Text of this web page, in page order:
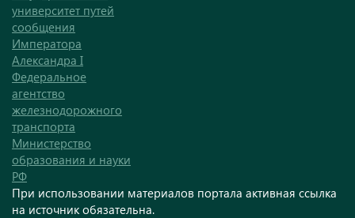
университет путей
сообщения
Императора
Александра I
Федеральное
агентство
железнодорожного
транспорта
Министерство
образования и науки
РФ
При использовании материалов портала активная ссылка
на источник обязательна.